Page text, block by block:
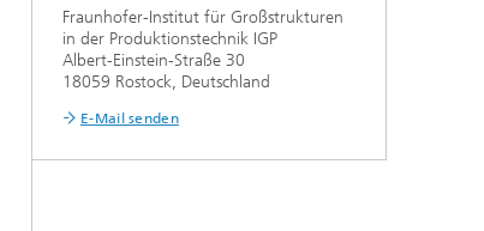
Fraunhofer-Institut für Großstrukturen
in der Produktionstechnik IGP
Albert-Einstein-Straße 30
18059 Rostock, Deutschland
E-Mail senden